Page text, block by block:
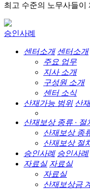
최고 수준의 노무사들이
승인사례
센터소개 센터소개
주요 업무
지사 소개
구성원 소개
센터 소식
산재가능 범위 산
산재보상 종류 · 절
산재보상 종
산재보상 절
승인사례 승인사례
자료실 자료실
자료실
산재보상금